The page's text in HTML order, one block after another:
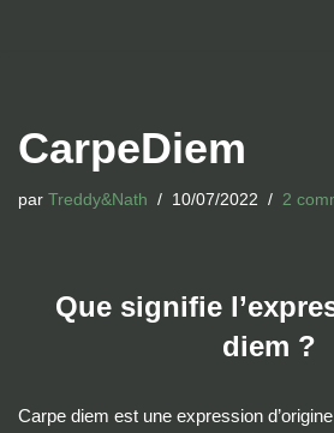
CarpeDiem
par Treddy&Nath 10/07/2022 2
Que signifie
diem ?
Carpe diem est une expression